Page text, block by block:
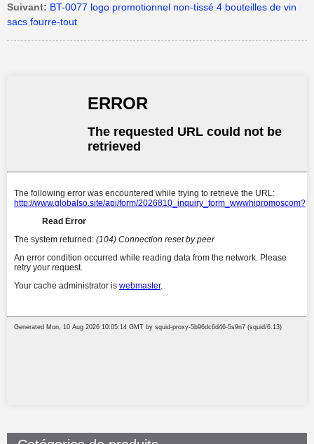
Suivant: BT-0077 logo promotionnel non-tissé 4 bouteilles de vin
sacs fourre-tout